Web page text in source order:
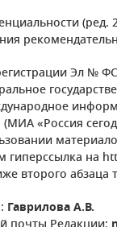
(ред.
Эл №
(МИА «Россия
гиперссылка на
второго абзаца
Гаврилова А.В.